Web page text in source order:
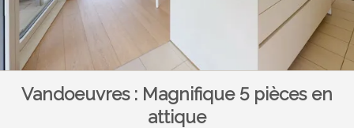
Vandoeuvres : Magnifique 5 pièces en
attique